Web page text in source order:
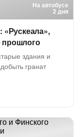
На автобусе
2 дня
«Рускеала»,
прошлого
здания и
гранат